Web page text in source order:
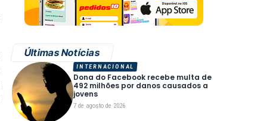
Últimas Notícias
Dona do Facebook recebe multa de
492 milhões por danos causados a
jovens
7 de agosto de 2026
INTERNACIONAL